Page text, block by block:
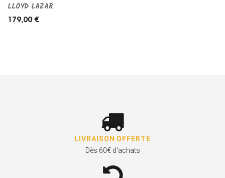
LLOYD LAZAR
179,00 €
LIVRAISON OFFERTE
Dès 60€ d'achats